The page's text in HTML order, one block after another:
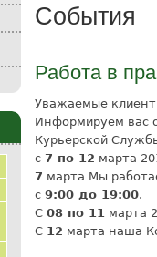
События
Работа в
Уважаемые
Информируем вас
Курьерской
с 7 по 12 марта
7 марта Мы
с 9:00 до 19:00.
С 08 по 11 марта
С 12 марта наша